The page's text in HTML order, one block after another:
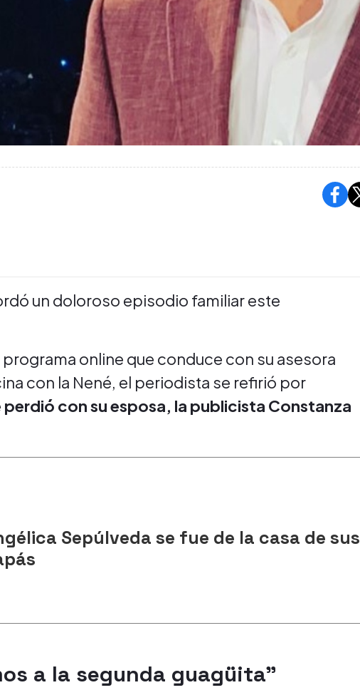
un doloroso episodio familiar este
programa online que conduce con su asesora
con la Nené, el periodista se refirió por
perdió con su esposa, la publicista Constanza
Sepúlveda se fue de la casa de sus
a la segunda guagüita"